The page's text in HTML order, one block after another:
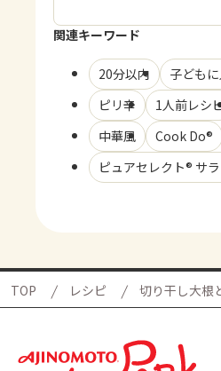
関連キーワード
20分以内 子ども
ピリ辛
1人前レシ
中華風
Cook Do®
ピュアセレクト® サ
TOP レシピ 切り干し大根